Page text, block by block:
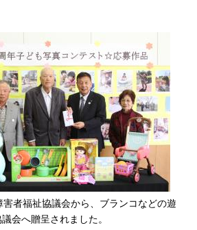
者福祉協議会から、ブランコなどの遊
会へ贈呈されました。